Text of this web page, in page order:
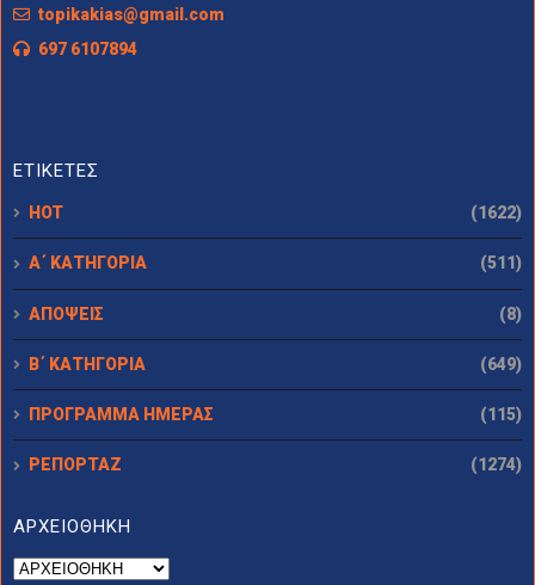
topikakias@gmail.com
697 6107894
ΕΤΙΚΕΤΕΣ
HOT (1622)
Α΄ ΚΑΤΗΓΟΡΙΑ (511)
ΑΠΟΨΕΙΣ (8)
Β΄ ΚΑΤΗΓΟΡΙΑ (649)
ΠΡΟΓΡΑΜΜΑ ΗΜΕΡΑΣ (115)
ΡΕΠΟΡΤΑΖ (1274)
ΑΡΧΕΙΟΘΗΚΗ